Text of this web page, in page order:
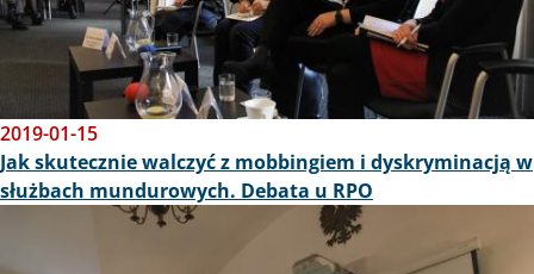
2019-01-15
Jak skutecznie walczyć z mobbingiem i dyskryminacją w
służbach mundurowych. Debata u RPO